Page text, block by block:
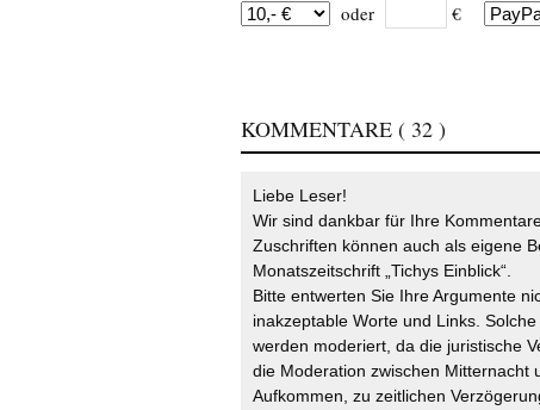
oder €
KOMMENTARE ( 32 )
Liebe Leser!
Wir sind dankbar für Ihre
Zuschriften können auch als eigene
Monatszeitschrift „Tichys Einblick“.
Bitte entwerten Sie Ihre Argumente
inakzeptable Worte und Links.
werden moderiert, da die juristische
die Moderation zwischen Mitternacht
Aufkommen, zu zeitlichen